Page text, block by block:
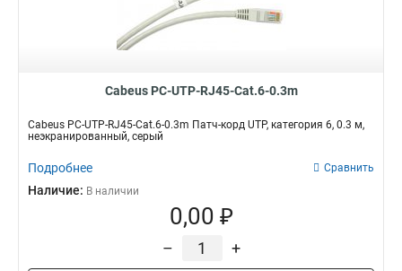
Cabeus PC-UTP-RJ45-Cat.6-0.3m
Cabeus PC-UTP-RJ45-Cat.6-0.3m Патч-корд UTP, категория 6, 0.3 м,
неэкранированный, серый
Подробнее Сравнить
Наличие: В наличии
0,00 ₽
– +